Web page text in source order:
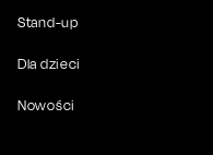
Stand-up
Dla dzieci
Nowości